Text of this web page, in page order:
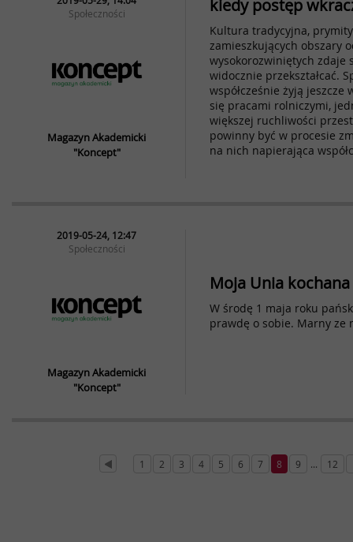
Społeczności
Magazyn Akademicki
"Koncept"
kiedy postęp
Kultura tradycyjna,
zamieszkujących obszary
wysokorozwiniętych zdaje
widocznie przekształcać.
współcześnie żyją
się pracami rolniczymi,
większej ruchliwości
powinny być w procesie
na nich napierająca
2019-05-24, 12:47
Społeczności
Magazyn Akademicki
"Koncept"
Moja Unia kochana
W środę 1 maja roku
prawdę o sobie. Marny ze
1 2 3 4 5 6 7 8 9 ... 12